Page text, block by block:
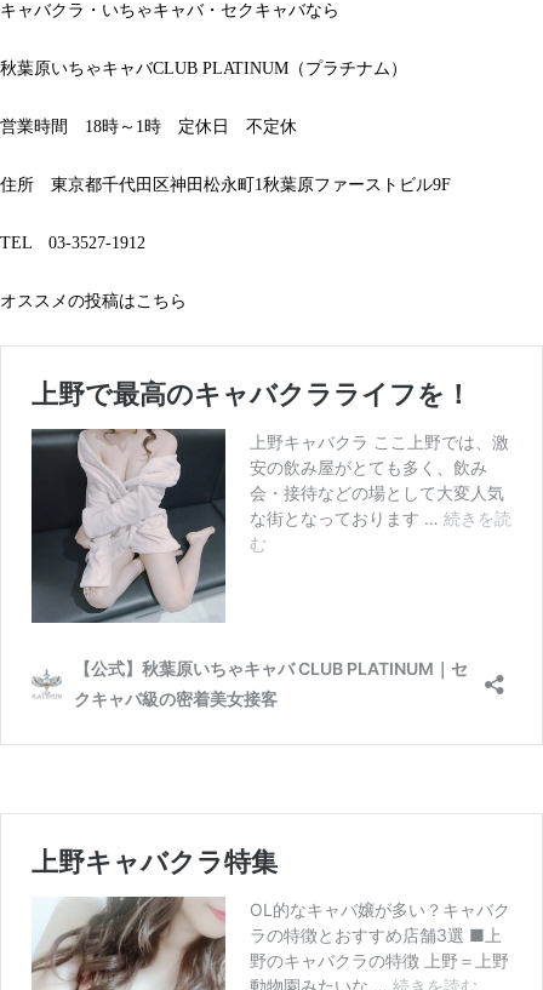
キャバクラ・いちゃキャバ・セクキャバなら
秋葉原いちゃキャバCLUB PLATINUM（プラチナム）
営業時間 18時～1時 定休日 不定休
住所 東京都千代田区神田松永町1秋葉原ファーストビル9F
TEL 03-3527-1912
オススメの投稿はこちら